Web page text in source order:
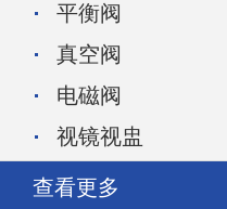
平衡阀
真空阀
电磁阀
视镜视盅
查看更多